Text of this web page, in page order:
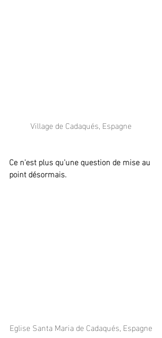
Village de Cadaqués, Espagne
Ce n'est plus qu'une question de mise au
point désormais.
Eglise Santa Maria de Cadaqués, Espagne